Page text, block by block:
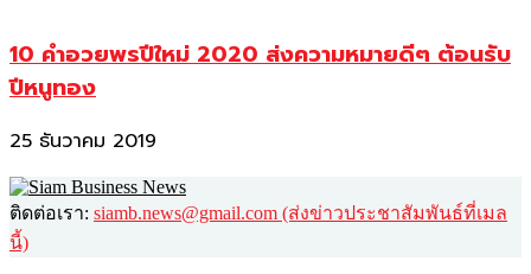
10 คำอวยพรปีใหม่ 2020 ส่งความหมายดีๆ ต้อนรับ
ปีหนูทอง
25 ธันวาคม 2019
ติดต่อเรา: siamb.news@gmail.com (ส่งข่าวประชาสัมพันธ์ที่เมล
นี้)